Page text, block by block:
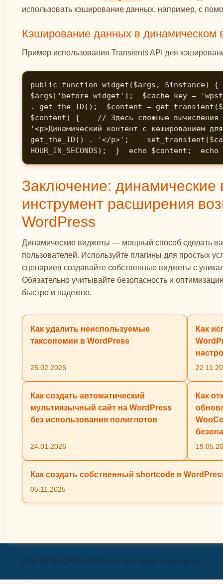
использовать кэширование данных, например, с
Кэширование данных в динамическом
Пример использования Transients API для
public function widget($args, $instance)
$args['before_widget'];  $cache_key =
. get_the_ID();  $content =
$content) {    // Здесь сложные
'<p>Динамический контент с кешированием
get_the_ID() . '</p>';
HOUR_IN_SECONDS);  }  echo $content;
Заключение:
инструмент расширения
WordPress
Динамические виджеты — мощный способ сделать
пользователей. Используйте плагины для простых
сценариев создавайте собственные виджеты с
Обязательно учитывайте безопасность и
быстро и надежно.
Как удалить неиспользуемые
таксономии в WordPress
25.02.2026
Как
Как создать автоматический
мультиязычный сайт на WordPress
без использования полиглотов
24.01.2026
Как
Как создать собственный shortcode в
05.11.2025
2026 WPStuff ❤ WordPress © Все права защищены.